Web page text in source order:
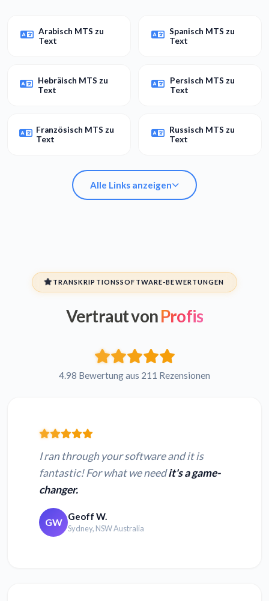
Arabisch MTS zu
Text
Spanisch MTS zu
Text
Hebräisch MTS zu
Text
Persisch MTS zu
Text
Französisch MTS zu
Text
Russisch MTS zu
Text
Alle Links anzeigen
Text
Text
Hebräisch MTS zu
Persisch MTS zu
Text
Französisch MTS zu
Russisch MTS zu
umwandeln
TRANSKRIPTIONSSOFTWARE-BEWERTUNGEN
Vertraut vonProfis
4.98 Bewertung aus 211 Rezensionen
I ran through your software and it is
fantastic! For what we needit's a game-
changer.
GW Geoff W.
Sydney, NSW Australia